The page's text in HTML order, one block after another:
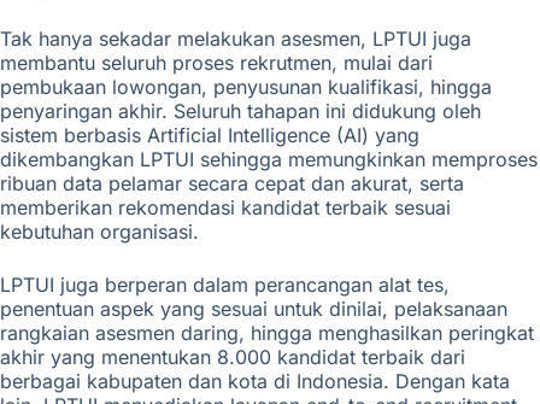
Tak hanya sekadar melakukan asesmen, LPTUI juga
membantu seluruh proses rekrutmen, mulai dari
pembukaan lowongan, penyusunan kualifikasi, hingga
penyaringan akhir. Seluruh tahapan ini didukung oleh
sistem berbasis Artificial Intelligence (AI) yang
dikembangkan LPTUI sehingga memungkinkan memproses
ribuan data pelamar secara cepat dan akurat, serta
memberikan rekomendasi kandidat terbaik sesuai
kebutuhan organisasi.
LPTUI juga berperan dalam perancangan alat tes,
penentuan aspek yang sesuai untuk dinilai, pelaksanaan
rangkaian asesmen daring, hingga menghasilkan peringkat
akhir yang menentukan 8.000 kandidat terbaik dari
berbagai kabupaten dan kota di Indonesia. Dengan kata